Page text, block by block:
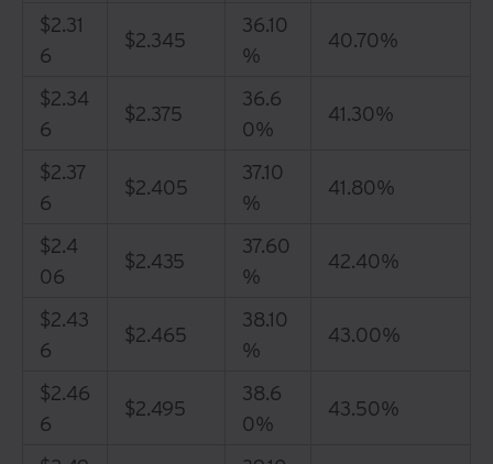
$2.31
6
$2.345
36.10
%
40.70%
$2.34
6
$2.375
36.6
0%
41.30%
$2.37
6
$2.405
37.10
%
41.80%
$2.4
06
$2.435
37.60
%
42.40%
$2.43
6
$2.465
38.10
%
43.00%
$2.46
6
$2.495
38.6
0%
43.50%